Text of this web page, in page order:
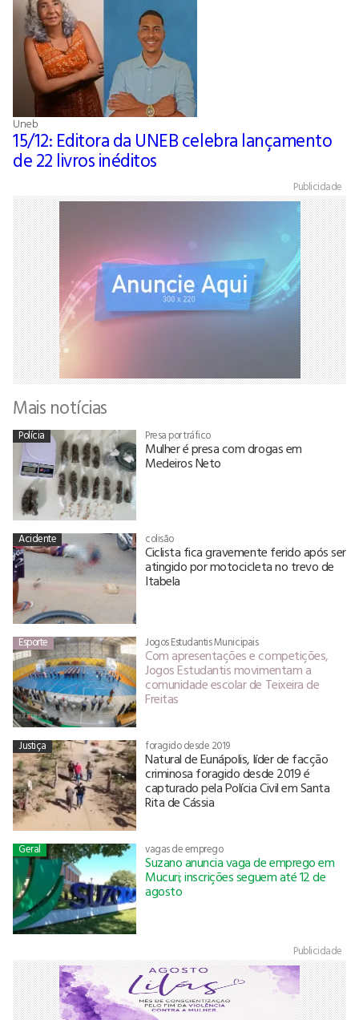
Uneb
15/12: Editora da UNEB celebra lançamento
de 22 livros inéditos
Publicidade
Mais notícias
Polícia Presa por tráfico
Mulher é presa com drogas em
Medeiros Neto
Acidente colisão
Ciclista fica gravemente ferido após ser
atingido por motocicleta no trevo de
Itabela
Esporte Jogos Estudantis Municipais
Com apresentações e competições,
Jogos Estudantis movimentam a
comunidade escolar de Teixeira de
Freitas
Justiça foragido desde 2019
Natural de Eunápolis, líder de facção
criminosa foragido desde 2019 é
capturado pela Polícia Civil em Santa
Rita de Cássia
Geral vagas de emprego
Suzano anuncia vaga de emprego em
Mucuri; inscrições seguem até 12 de
agosto
Publicidade